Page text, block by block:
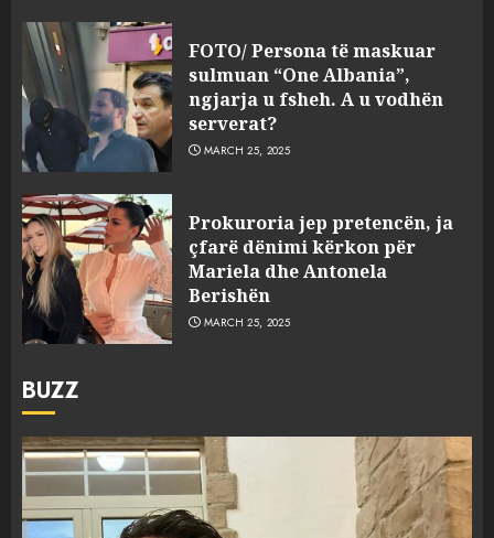
FOTO/ Persona të maskuar
sulmuan “One Albania”,
ngjarja u fsheh. A u vodhën
serverat?
MARCH 25, 2025
Prokuroria jep pretencën, ja
çfarë dënimi kërkon për
Mariela dhe Antonela
Berishën
MARCH 25, 2025
BUZZ